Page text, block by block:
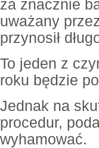
za znacznie
uważany
przynosił
To jeden z
roku będzie
Jednak na
procedur,
wyhamować.